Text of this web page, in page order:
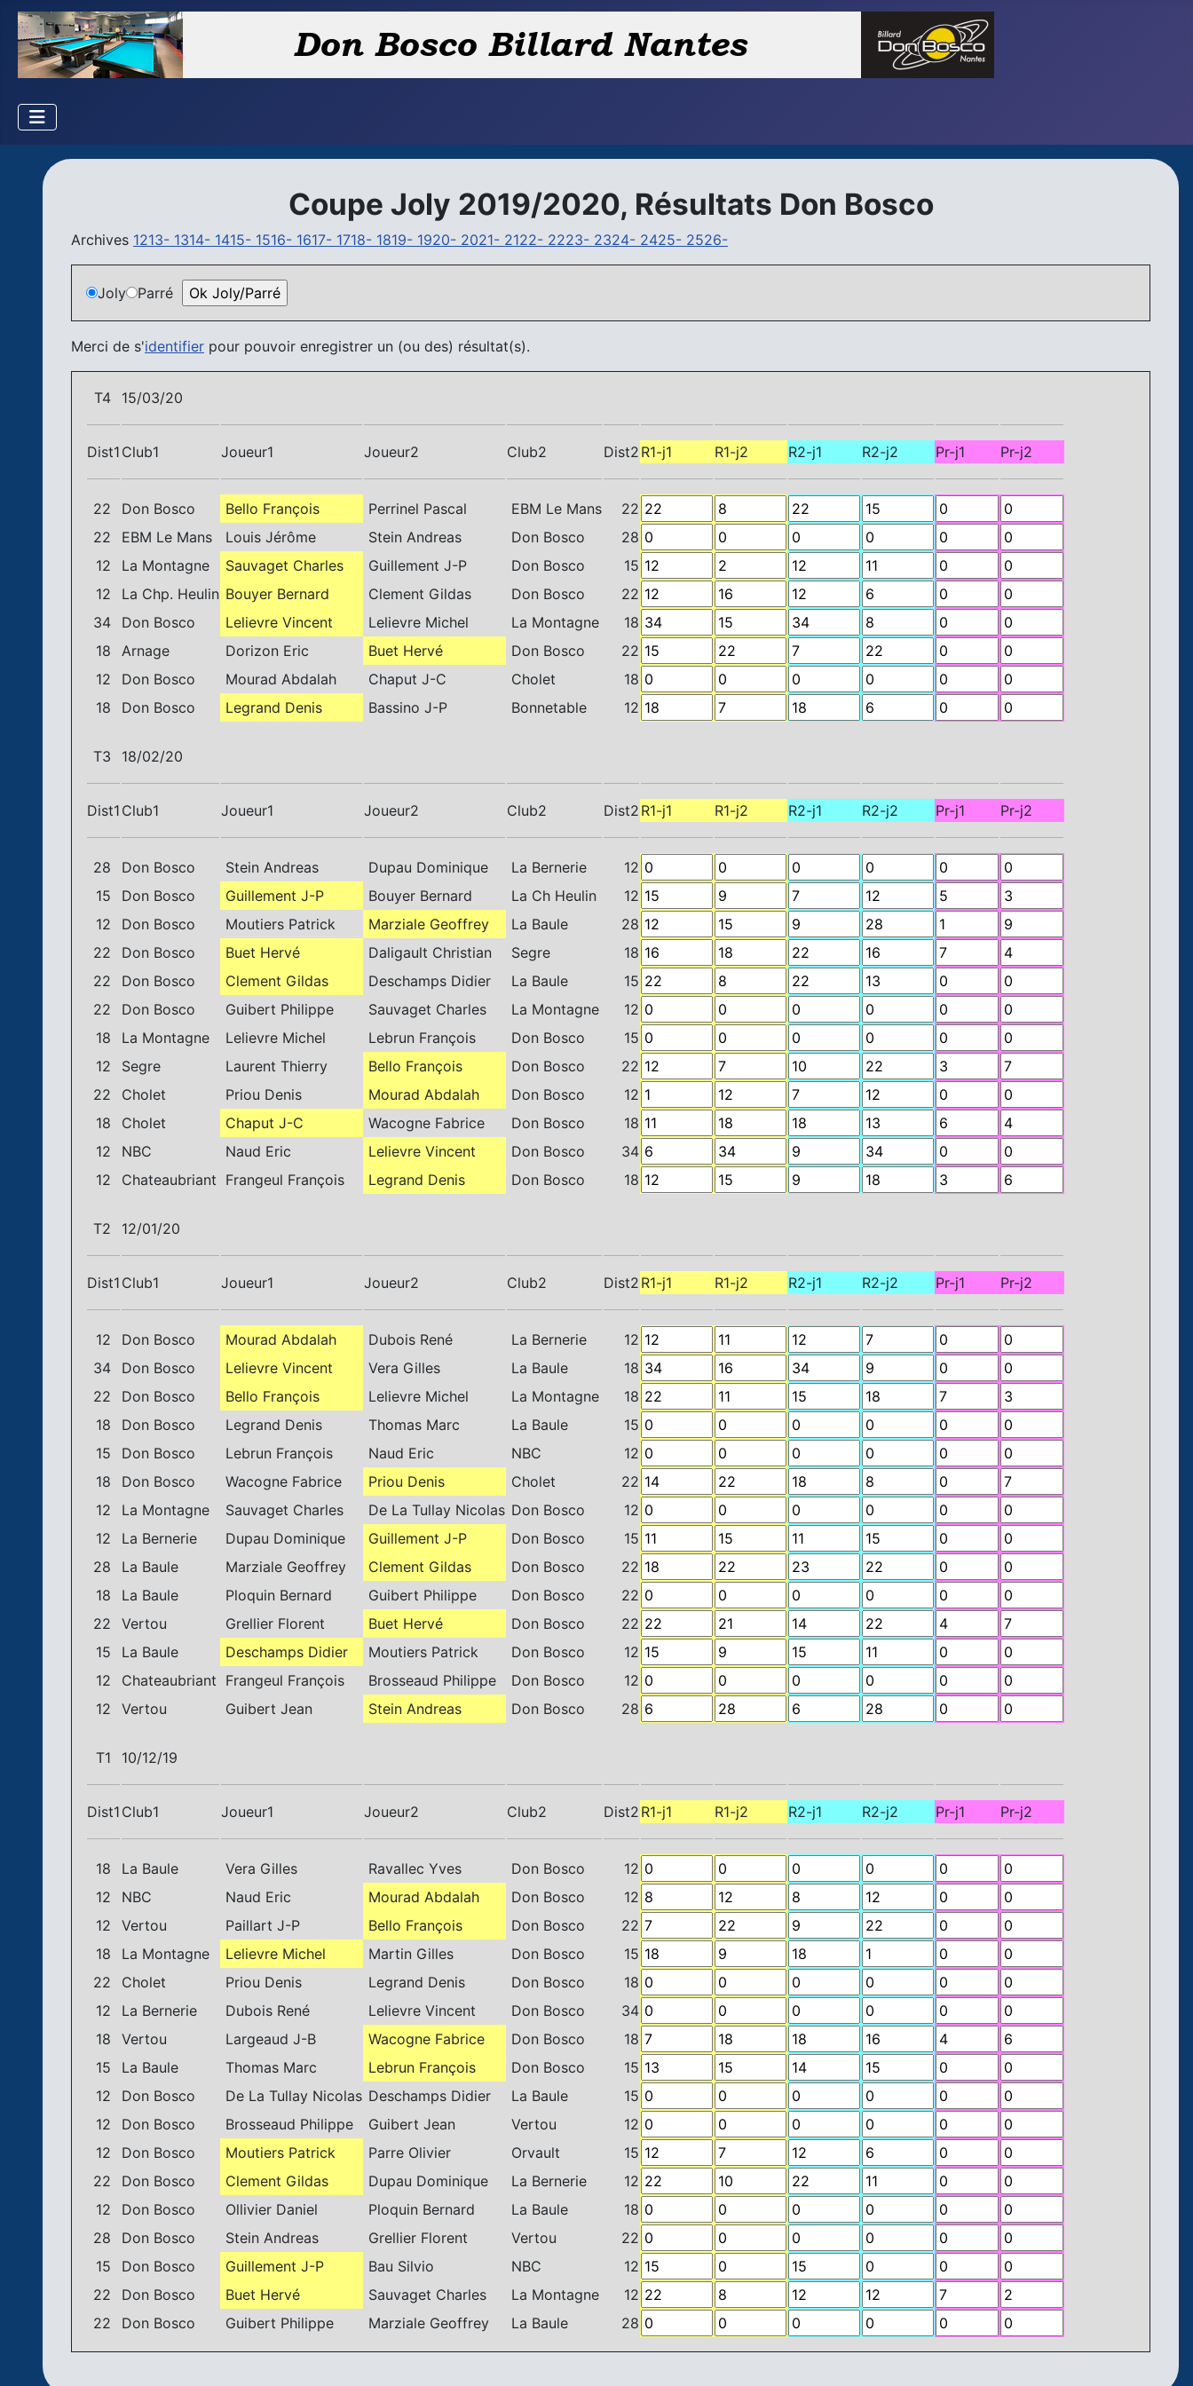
Coupe Joly 2019/2020, Résultats Don Bosco
Archives 1213- 1314- 1415- 1516- 1617- 1718- 1819- 1920- 2021- 2122- 2223- 2324- 2425- 2526-
Joly Parré
Merci de s'identifier pour pouvoir enregistrer un (ou des) résultat(s).
T4 15/03/20
Dist1 Club1 Joueur1 Joueur2 Club2 Dist2 R1-j1 R1-j2 R2-j1 R2-j2 Pr-j1 Pr-j2
22 Don Bosco Bello François Perrinel Pascal EBM Le Mans
22
22
EBM Le Mans Louis Jérôme Stein Andreas Don Bosco
28
12
La Montagne Sauvaget Charles Guillement J-P Don Bosco
15
12
La Chp. Heulin Bouyer Bernard Clement Gildas Don Bosco
22
34
Don Bosco Lelievre Vincent Lelievre Michel La Montagne
18
18 Arnage Dorizon Eric Buet Hervé Don Bosco
22
12
Don Bosco Mourad Abdalah Chaput J-C Cholet
18
18
Don Bosco Legrand Denis Bassino J-P Bonnetable 12
T3 18/02/20
Dist1 Club1 Joueur1 Joueur2 Club2 Dist2 R1-j1 R1-j2 R2-j1 R2-j2 Pr-j1 Pr-j2
28 Don Bosco Stein Andreas Dupau Dominique La Bernerie
12
15
Don Bosco Guillement J-P Bouyer Bernard La Ch Heulin
12
12
Don Bosco Moutiers Patrick Marziale Geoffrey La Baule
28
22
Don Bosco Buet Hervé Daligault Christian Segre
18
22
Don Bosco Clement Gildas Deschamps Didier La Baule
15
22
Don Bosco Guibert Philippe Sauvaget Charles La Montagne
12
18
La Montagne Lelievre Michel Lebrun François Don Bosco
15
12
Segre Laurent Thierry Bello François Don Bosco
22
22
Cholet Priou Denis Mourad Abdalah Don Bosco
12
18
Cholet Chaput J-C Wacogne Fabrice Don Bosco
18
12
NBC Naud Eric Lelievre Vincent Don Bosco
34
12
Chateaubriant Frangeul François Legrand Denis Don Bosco 18
T2 12/01/20
Dist1 Club1 Joueur1 Joueur2 Club2 Dist2 R1-j1 R1-j2 R2-j1 R2-j2 Pr-j1 Pr-j2
12 Don Bosco Mourad Abdalah Dubois René La Bernerie
12
34
Don Bosco Lelievre Vincent Vera Gilles La Baule
18
22
Don Bosco Bello François Lelievre Michel La Montagne
18
18
Don Bosco Legrand Denis Thomas Marc La Baule
15
15
Don Bosco Lebrun François Naud Eric NBC
12
18
Don Bosco Wacogne Fabrice Priou Denis Cholet
22
12
La Montagne Sauvaget Charles De La Tullay Nicolas Don Bosco
12
12
La Bernerie Dupau Dominique Guillement J-P Don Bosco
15
28
La Baule Marziale Geoffrey Clement Gildas Don Bosco
22
18
La Baule Ploquin Bernard Guibert Philippe Don Bosco
22
22 Vertou Grellier Florent Buet Hervé Don Bosco
22
15
La Baule Deschamps Didier Moutiers Patrick Don Bosco
12
12
Chateaubriant Frangeul François Brosseaud Philippe Don Bosco
12
12 Vertou Guibert Jean Stein Andreas Don Bosco 28
T1 10/12/19
Dist1 Club1 Joueur1 Joueur2 Club2 Dist2 R1-j1 R1-j2 R2-j1 R2-j2 Pr-j1 Pr-j2
18 La Baule Vera Gilles Ravallec Yves Don Bosco
12
12
NBC Naud Eric Mourad Abdalah Don Bosco
12
12 Vertou Paillart J-P Bello François Don Bosco
22
18
La Montagne Lelievre Michel Martin Gilles Don Bosco
15
22
Cholet Priou Denis Legrand Denis Don Bosco
18
12
La Bernerie Dubois René Lelievre Vincent Don Bosco
34
18 Vertou Largeaud J-B Wacogne Fabrice Don Bosco
18
15
La Baule Thomas Marc Lebrun François Don Bosco
15
12
Don Bosco De La Tullay Nicolas Deschamps Didier La Baule
15
12
Don Bosco Brosseaud Philippe Guibert Jean Vertou
12
12
Don Bosco Moutiers Patrick Parre Olivier Orvault
15
22
Don Bosco Clement Gildas Dupau Dominique La Bernerie
12
12
Don Bosco Ollivier Daniel Ploquin Bernard La Baule
18
28
Don Bosco Stein Andreas Grellier Florent Vertou
22
15
Don Bosco Guillement J-P Bau Silvio NBC
12
22
Don Bosco Buet Hervé Sauvaget Charles La Montagne
12
22
Don Bosco Guibert Philippe Marziale Geoffrey La Baule 28